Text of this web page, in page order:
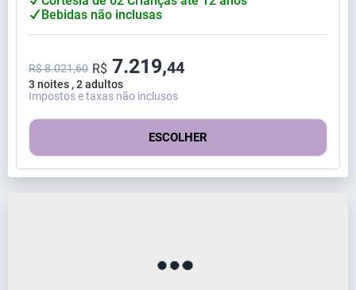
Bebidas não inclusas
3 noites , 2 adultos
R$ 8.021,60 R$ 7.219,44
Impostos e taxas não inclusos
ESCOLHER